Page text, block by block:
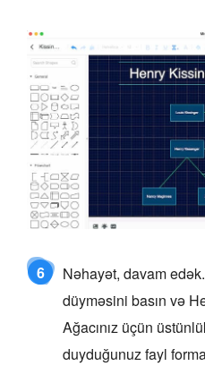
6 Nəhayət, davam
düyməsini basın və
Ağacınız üçün
duyduğunuz fayl